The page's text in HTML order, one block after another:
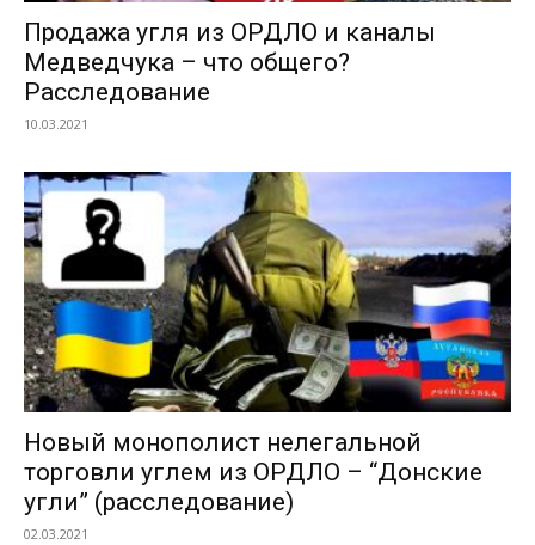
Продажа угля из ОРДЛО и каналы
Медведчука – что общего?
Расследование
10.03.2021
Новый монополист нелегальной
торговли углем из ОРДЛО – “Донские
угли” (расследование)
02.03.2021